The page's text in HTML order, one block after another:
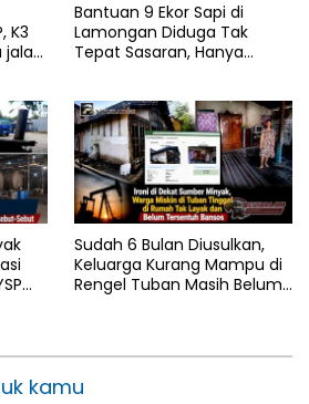
K3
Bantuan 9 Ekor Sapi di
Lamongan Diduga Tak
Tepat Sasaran, Hanya
Sudah 6 Bulan Diusulkan,
Keluarga Kurang Mampu di
Rengel Tuban Masih Belum
kamu